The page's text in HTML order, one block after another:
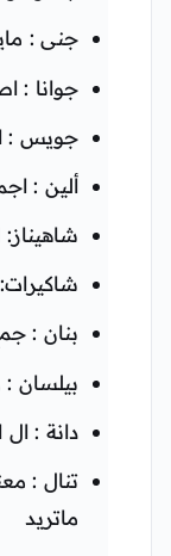
جنى :
جوانا :
جويس :
ألين :
شاهيناز:
شاكيرات:
بنان :
بيلسان
دانة : ال
تنال :
ماتريد